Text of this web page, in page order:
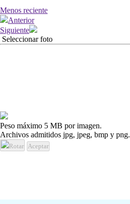
Menos reciente
Anterior
Siguiente
Seleccionar foto
Peso máximo 5 MB por imagen.
Archivos admitidos jpg, jpeg, bmp y png.
Rotar Aceptar